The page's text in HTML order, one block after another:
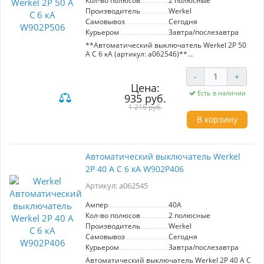
Производитель
Werkel
Самовывоз
Сегодня
Курьером
Завтра/послезавтра
**Автоматический выключатель Werkel 2P 50
A C 6 кА (артикул: a062546)**
Надежный автоматический выключатель с
двумя полюсами, номинальным током 50A и
максимальным током отключения 6kA.
Защищает от короткого замыкания и
перегрева. Изготовлен с использованием
полностью медных расцепителей и
пламягасителей, что обеспечивает
Прочный корпус из качественного пластика
гарантирует надежность в эксплуатации.
Идеальный выбор для защиты электрических
цепей в жилых и коммерческих помещениях.
Цена:
935 руб.
1 216 руб.
- +
Есть в наличии
В корзину
Автоматический выключатель Werkel
2P 40 A C 6 кА W902P406
Артикул: a062545
Ампер
40A
Кол-во полюсов
2 полюсные
Производитель
Werkel
Самовывоз
Сегодня
Курьером
Завтра/послезавтра
Автоматический выключатель Werkel 2P 40 A C